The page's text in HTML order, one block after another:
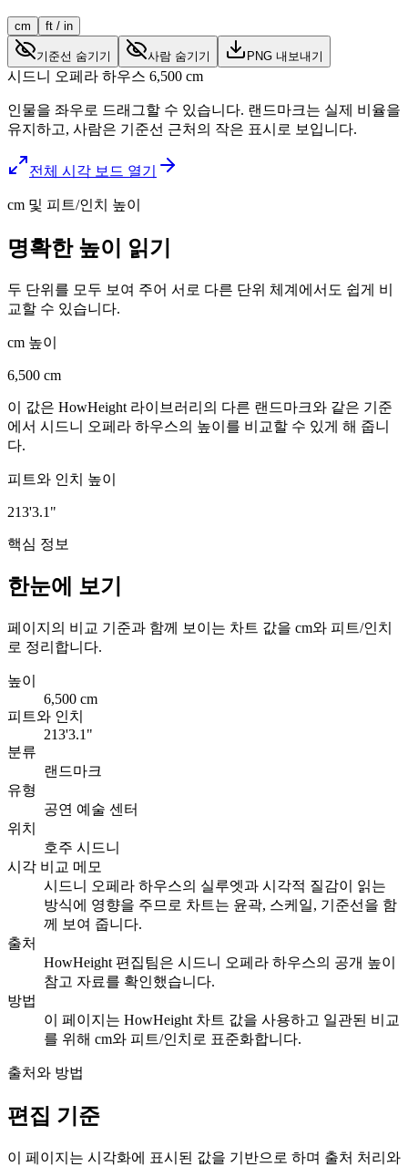
cm ft / in
기준선 숨기기 사람 숨기기 PNG 내보내기
시드니 오페라 하우스 6,500 cm
인물을 좌우로 드래그할 수 있습니다. 랜드마크는 실제 비율을
유지하고, 사람은 기준선 근처의 작은 표시로 보입니다.
전체 시각 보드 열기
cm 및 피트/인치 높이
명확한 높이 읽기
두 단위를 모두 보여 주어 서로 다른 단위 체계에서도 쉽게 비
교할 수 있습니다.
cm 높이
6,500 cm
이 값은 HowHeight 라이브러리의 다른 랜드마크와 같은 기준
에서 시드니 오페라 하우스의 높이를 비교할 수 있게 해 줍니
다.
피트와 인치 높이
213'3.1"
핵심 정보
한눈에 보기
페이지의 비교 기준과 함께 보이는 차트 값을 cm와 피트/인치
로 정리합니다.
높이
6,500 cm
피트와 인치
213'3.1"
분류
랜드마크
유형
공연 예술 센터
위치
호주 시드니
시각 비교 메모
시드니 오페라 하우스의 실루엣과 시각적 질감이 읽는
방식에 영향을 주므로 차트는 윤곽, 스케일, 기준선을 함
께 보여 줍니다.
출처
HowHeight 편집팀은 시드니 오페라 하우스의 공개 높이
참고 자료를 확인했습니다.
방법
이 페이지는 HowHeight 차트 값을 사용하고 일관된 비교
를 위해 cm와 피트/인치로 표준화합니다.
출처와 방법
편집 기준
이 페이지는 시각화에 표시된 값을 기반으로 하며 출처 처리와